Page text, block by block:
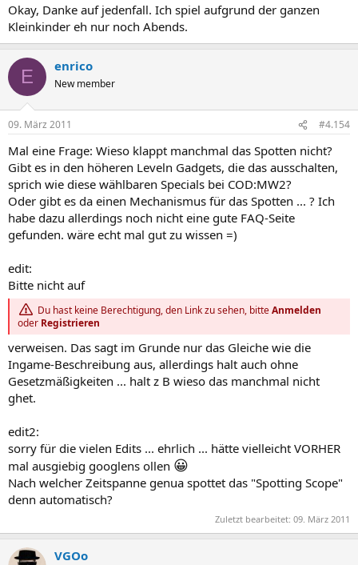
Okay, Danke auf jedenfall. Ich spiel aufgrund der ganzen
Kleinkinder eh nur noch Abends.
E enrico
New member
09. März 2011 #4.154
Mal eine Frage: Wieso klappt manchmal das Spotten nicht?
Gibt es in den höheren Leveln Gadgets, die das ausschalten,
sprich wie diese wählbaren Specials bei COD:MW2?
Oder gibt es da einen Mechanismus für das Spotten ... ? Ich
habe dazu allerdings noch nicht eine gute FAQ-Seite
gefunden. wäre echt mal gut zu wissen =)
edit:
Bitte nicht auf
Du hast keine Berechtigung, den Link zu sehen, bitteAnmelden
oder Registrieren
verweisen. Das sagt im Grunde nur das Gleiche wie die
Ingame-Beschreibung aus, allerdings halt auch ohne
Gesetzmäßigkeiten ... halt z B wieso das manchmal nicht
ghet.
edit2:
sorry für die vielen Edits ... ehrlich ... hätte vielleicht VORHER
mal ausgiebig googlens ollen 😀
Nach welcher Zeitspanne genua spottet das "Spotting Scope"
denn automatisch?
Zuletzt bearbeitet: 09. März 2011
VGOo